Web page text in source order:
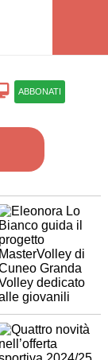
ABBONATI